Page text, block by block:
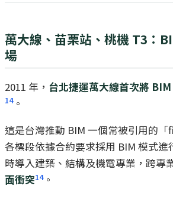
萬大線、苗栗站、桃機 T3：
場
2011 年， 台北捷運萬大線首次將
14。
這是台灣推動 BIM 一個常被引用的
各標段依據合約要求採用 BIM 模式進
時導入建築、結構及機電專業，跨專
面衝突14。